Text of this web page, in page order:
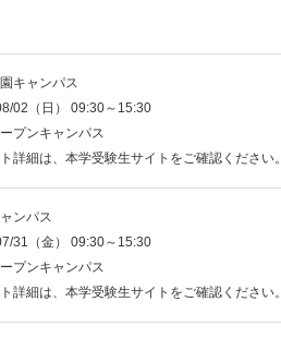
キャンパス
02（日） 09:30～15:30
プンキャンパス
詳細は、本学受験生サイトをご確認ください。
ンパス
31（金） 09:30～15:30
プンキャンパス
詳細は、本学受験生サイトをご確認ください。